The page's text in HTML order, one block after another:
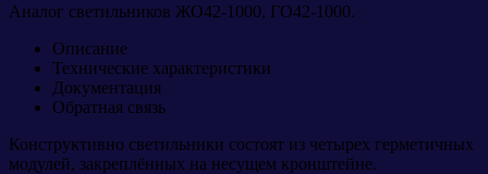
Аналог светильников ЖО42-1000, ГО42-1000.
Описание
Технические характеристики
Документация
Обратная связь
Конструктивно светильники состоят из четырех герметичных
модулей, закреплённых на несущем кронштейне.